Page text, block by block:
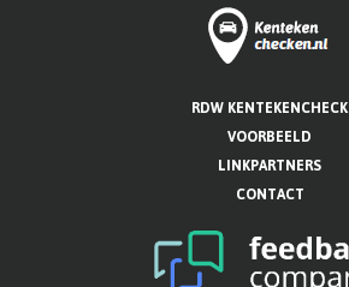
RDW KENTEKENCHECK
VOORBEELD
LINKPARTNERS
CONTACT